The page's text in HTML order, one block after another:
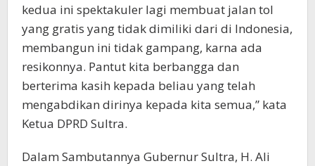
kedua ini spektakuler lagi membuat jalan tol
yang gratis yang tidak dimiliki dari di Indonesia,
membangun ini tidak gampang, karna ada
resikonnya. Pantut kita berbangga dan
berterima kasih kepada beliau yang telah
mengabdikan dirinya kepada kita semua,” kata
Ketua DPRD Sultra.
Dalam Sambutannya Gubernur Sultra, H. Ali